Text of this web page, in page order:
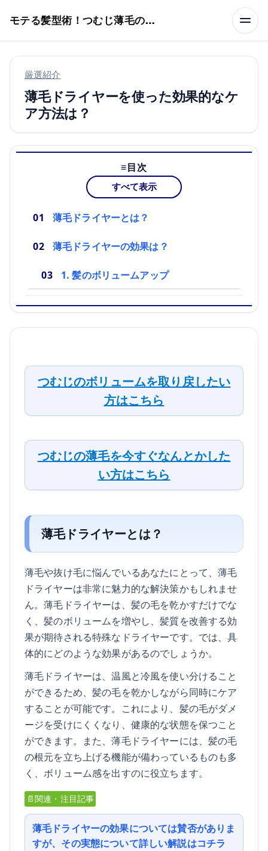
モテる髪型術！つむじ薄毛の隠し方
厳選紹介
薄毛ドライヤーを使った効果的なケ
ア方法は？
目次
すべて表示
薄毛ドライヤーとは？
薄毛ドライヤーの効果は？
1. 髪のボリュームアップ
つむじのボリュームを取り戻したい
方はこちら
つむじの薄毛を今すぐなんとかした
い方はこちら
薄毛ドライヤーとは？
薄毛や抜け毛に悩んでいるあなたにとって、薄毛
ドライヤーは非常に魅力的な解決策かもしれませ
ん。薄毛ドライヤーは、髪の毛を乾かすだけでな
く、髪のボリュームを増やし、髪質を改善する効
果が期待される特殊なドライヤーです。では、具
体的にどのような効果があるのでしょうか。
薄毛ドライヤーは、温風と冷風を使い分けること
ができるため、髪の毛を乾かしながら同時にケア
することが可能です。これにより、髪の毛がダメ
ージを受けにくくなり、健康的な状態を保つこと
ができます。また、薄毛ドライヤーには、髪の毛
の根元を立ち上げる機能が備わっているものも多
く、ボリューム感を出すのに役立ちます。
📄関連・注目記事
薄毛ドライヤーの効果については賛否がありま
すが、その実態について詳しい解説はコチラ